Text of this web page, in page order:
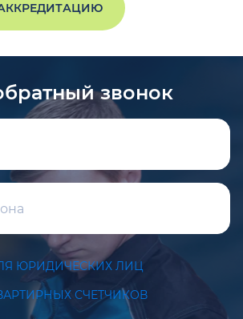
звонок
ЮРИДИЧЕСКИХ ЛИЦ
СЧЕТЧИКОВ